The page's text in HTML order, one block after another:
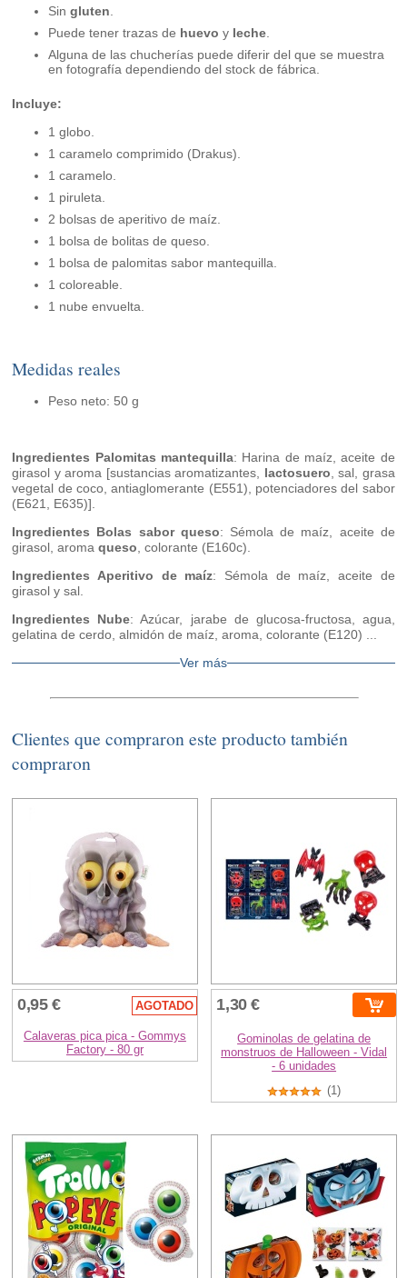
Singluten.
Puede tener trazas de huevo y leche.
Alguna de las chucherías puede diferir del que se muestra
en fotografía dependiendo del stock de fábrica.
Incluye:
1 globo.
1 caramelo comprimido (Drakus).
1 caramelo.
1 piruleta.
2 bolsas de aperitivo de maíz.
1 bolsa de bolitas de queso.
1 bolsa de palomitas sabor mantequilla.
1 coloreable.
1 nube envuelta.
Medidas reales
Peso neto: 50 g
Ingredientes Palomitas mantequilla: Harina de maíz, aceite de
girasol y aroma [sustancias aromatizantes, lactosuero, sal, grasa
vegetal de coco, antiaglomerante (E551), potenciadores del sabor
(E621, E635)].
Ingredientes Bolas sabor queso: Sémola de maíz, aceite de
girasol, aromaqueso, colorante (E160c).
Ingredientes Aperitivo de maíz: Sémola de maíz, aceite de
girasol y sal.
Ingredientes Nube: Azúcar, jarabe de glucosa-fructosa, agua,
gelatina de cerdo, almidón de maíz, aroma, colorante (E120) ...
Ver más
Clientes que compraron este producto también
compraron
0,95 € AGOTADO
Calaveras pica pica - Gommys
Factory - 80 gr
1,30 €
Gominolas de gelatina de
monstruos de Halloween - Vidal
- 6 unidades
(1)